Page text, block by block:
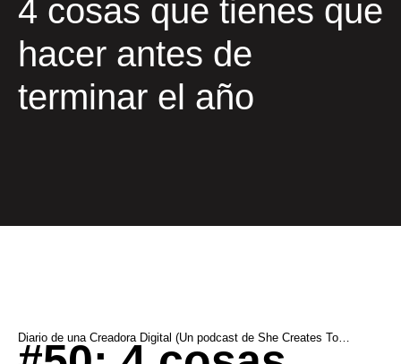
4 cosas que tienes que
hacer antes de
terminar el año
Diario de una Creadora Digital (Un podcast de She Creates Today)